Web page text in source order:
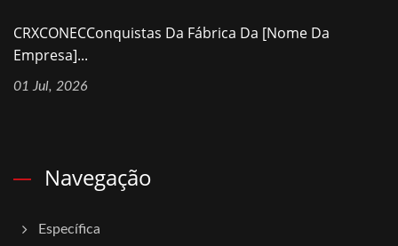
CRXCONECConquistas Da Fábrica Da [nome Da
Empresa]...
01 Jul, 2026
Navegação
Específica